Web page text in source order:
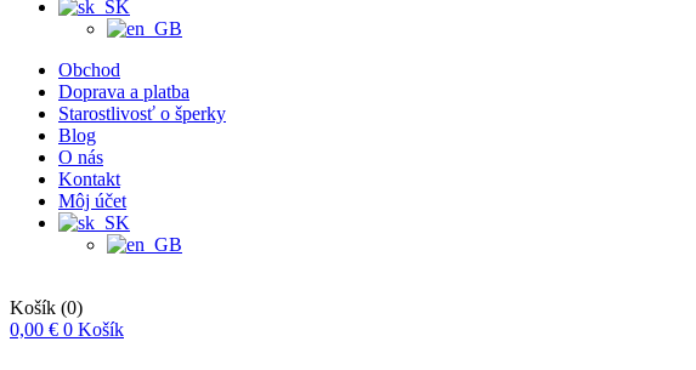
Obchod
Doprava a platba
Starostlivosť o šperky
Blog
O nás
Kontakt
Môj účet
Košík (0)
0,00 € 0 Košík